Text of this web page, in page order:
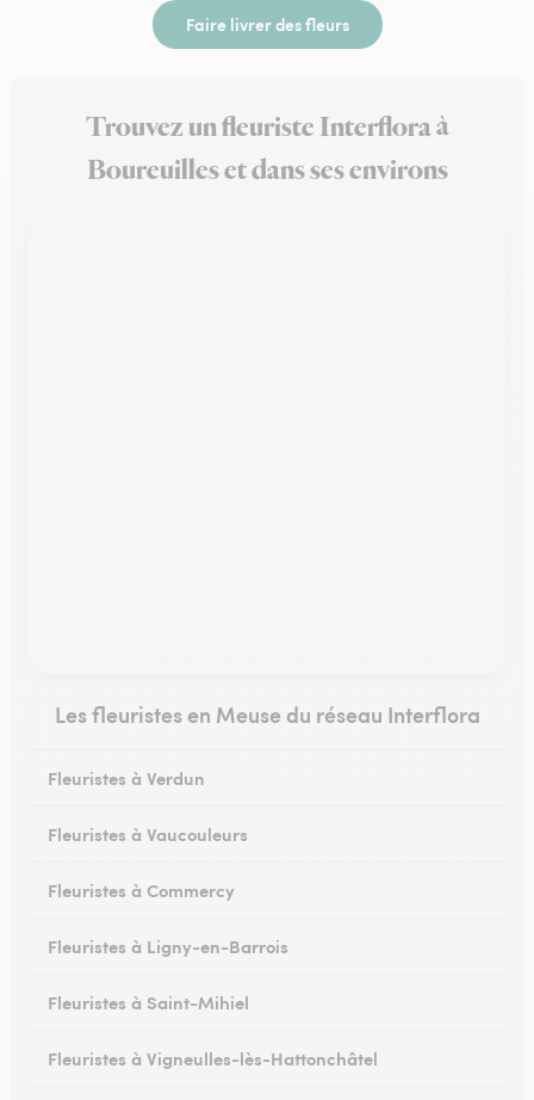
Faire livrer des fleurs
Trouvez un fleuriste Interflora à
Boureuilles et dans ses environs
Les fleuristes en Meuse du réseau Interflora
Fleuristes à Verdun
Fleuristes à Vaucouleurs
Fleuristes à Commercy
Fleuristes à Ligny-en-Barrois
Fleuristes à Saint-Mihiel
Fleuristes à Vigneulles-lès-Hattonchâtel